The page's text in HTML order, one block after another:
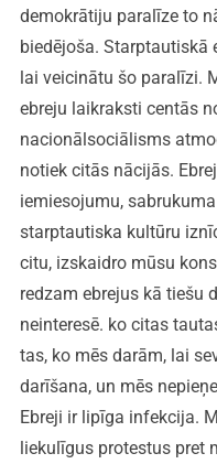
demokrātiju paralīze to
biedējoša. Starptautiskā
lai veicinātu šo paralīzi.
ebreju laikraksti centās
nacionālsociālisms
notiek citās nācijās.
iemiesojumu,
starptautiska kultūru
citu, izskaidro mūsu
redzam ebrejus kā tiešu
neinteresē. ko citas
tas, ko mēs darām, lai
darīšana, un mēs
Ebreji ir lipīga infekcija.
liekulīgus protestus pret